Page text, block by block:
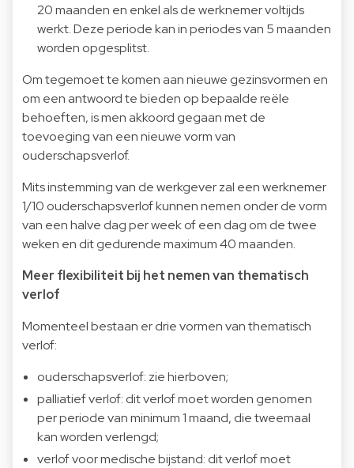
20 maanden en enkel als de werknemer voltijds
werkt. Deze periode kan in periodes van 5 maanden
worden opgesplitst.
Om tegemoet te komen aan nieuwe gezinsvormen en
om een antwoord te bieden op bepaalde reële
behoeften, is men akkoord gegaan met de
toevoeging van een nieuwe vorm van
ouderschapsverlof.
Mits instemming van de werkgever zal een werknemer
1/10 ouderschapsverlof kunnen nemen onder de vorm
van een halve dag per week of een dag om de twee
weken en dit gedurende maximum 40 maanden.
Meer flexibiliteit bij het nemen van thematisch
verlof
Momenteel bestaan er drie vormen van thematisch
verlof:
ouderschapsverlof: zie hierboven;
palliatief verlof: dit verlof moet worden genomen
per periode van minimum 1 maand, die tweemaal
kan worden verlengd;
verlof voor medische bijstand: dit verlof moet